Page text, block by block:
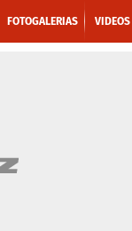
FOTOGALERIAS VIDEOS